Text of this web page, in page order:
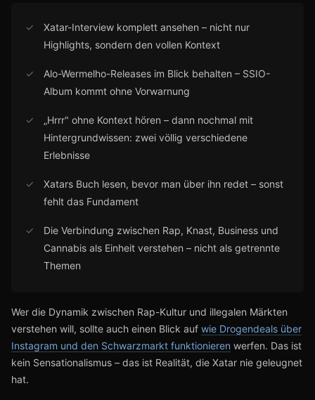
✓
Xatar-Interview komplett ansehen – nicht nur
Highlights, sondern den vollen Kontext
✓
Alo-Wermelho-Releases im Blick behalten – SSIO-
Album kommt ohne Vorwarnung
✓
„Hrrr" ohne Kontext hören – dann nochmal mit
Hintergrundwissen: zwei völlig verschiedene
Erlebnisse
✓
Xatars Buch lesen, bevor man über ihn redet – sonst
fehlt das Fundament
✓
Die Verbindung zwischen Rap, Knast, Business und
Cannabis als Einheit verstehen – nicht als getrennte
Themen
Wer die Dynamik zwischen Rap-Kultur und illegalen Märkten
verstehen will, sollte auch einen Blick auf wie Drogendeals über
Instagram und den Schwarzmarkt funktionieren werfen. Das ist
kein Sensationalismus – das ist Realität, die Xatar nie geleugnet
hat.